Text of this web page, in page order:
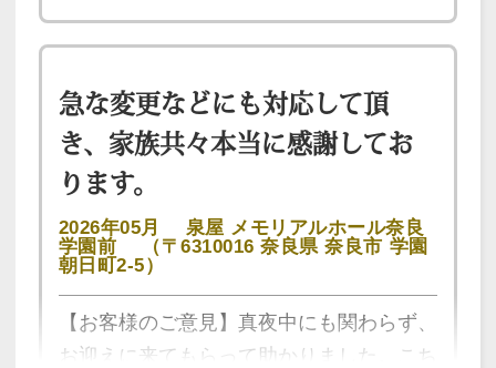
急な変更などにも対応して頂
き、家族共々本当に感謝してお
ります。
2026年05月
泉屋 メモリアルホール奈良
学園前
（〒6310016 奈良県 奈良市 学園
朝日町2-5）
【お客様のご意見】真夜中にも関わらず、
お迎えに来てもらって助かりました。こち